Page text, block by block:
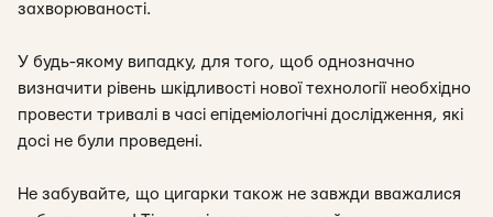
захворюваності.
У будь-якому випадку, для того, щоб однозначно
визначити рівень шкідливості нової технології необхідно
провести тривалі в часі епідеміологічні дослідження, які
досі не були проведені.
Не забувайте, що цигарки також не завжди вважалися